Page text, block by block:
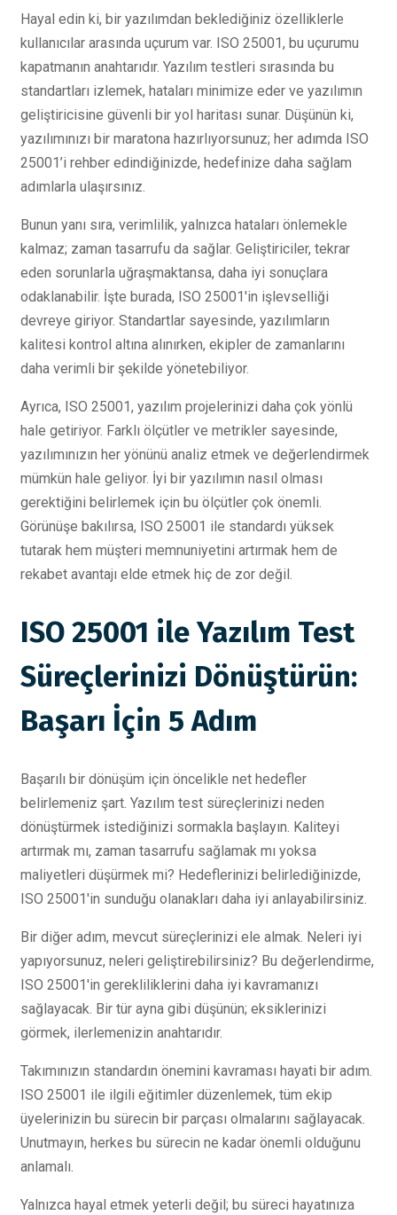
Hayal edin ki, bir yazılımdan beklediğiniz özelliklerle
kullanıcılar arasında uçurum var. ISO 25001, bu uçurumu
kapatmanın anahtarıdır. Yazılım testleri sırasında bu
standartları izlemek, hataları minimize eder ve yazılımın
geliştiricisine güvenli bir yol haritası sunar. Düşünün ki,
yazılımınızı bir maratona hazırlıyorsunuz; her adımda ISO
25001’i rehber edindiğinizde, hedefinize daha sağlam
adımlarla ulaşırsınız.
Bunun yanı sıra, verimlilik, yalnızca hataları önlemekle
kalmaz; zaman tasarrufu da sağlar. Geliştiriciler, tekrar
eden sorunlarla uğraşmaktansa, daha iyi sonuçlara
odaklanabilir. İşte burada, ISO 25001'in işlevselliği
devreye giriyor. Standartlar sayesinde, yazılımların
kalitesi kontrol altına alınırken, ekipler de zamanlarını
daha verimli bir şekilde yönetebiliyor.
Ayrıca, ISO 25001, yazılım projelerinizi daha çok yönlü
hale getiriyor. Farklı ölçütler ve metrikler sayesinde,
yazılımınızın her yönünü analiz etmek ve değerlendirmek
mümkün hale geliyor. İyi bir yazılımın nasıl olması
gerektiğini belirlemek için bu ölçütler çok önemli.
Görünüşe bakılırsa, ISO 25001 ile standardı yüksek
tutarak hem müşteri memnuniyetini artırmak hem de
rekabet avantajı elde etmek hiç de zor değil.
ISO 25001 ile Yazılım Test
Süreçlerinizi Dönüştürün:
Başarı İçin 5 Adım
Başarılı bir dönüşüm için öncelikle net hedefler
belirlemeniz şart. Yazılım test süreçlerinizi neden
dönüştürmek istediğinizi sormakla başlayın. Kaliteyi
artırmak mı, zaman tasarrufu sağlamak mı yoksa
maliyetleri düşürmek mi? Hedeflerinizi belirlediğinizde,
ISO 25001'in sunduğu olanakları daha iyi anlayabilirsiniz.
Bir diğer adım, mevcut süreçlerinizi ele almak. Neleri iyi
yapıyorsunuz, neleri geliştirebilirsiniz? Bu değerlendirme,
ISO 25001'in gerekliliklerini daha iyi kavramanızı
sağlayacak. Bir tür ayna gibi düşünün; eksiklerinizi
görmek, ilerlemenizin anahtarıdır.
Takımınızın standardın önemini kavraması hayati bir adım.
ISO 25001 ile ilgili eğitimler düzenlemek, tüm ekip
üyelerinizin bu sürecin bir parçası olmalarını sağlayacak.
Unutmayın, herkes bu sürecin ne kadar önemli olduğunu
anlamalı.
Yalnızca hayal etmek yeterli değil; bu süreci hayatınıza